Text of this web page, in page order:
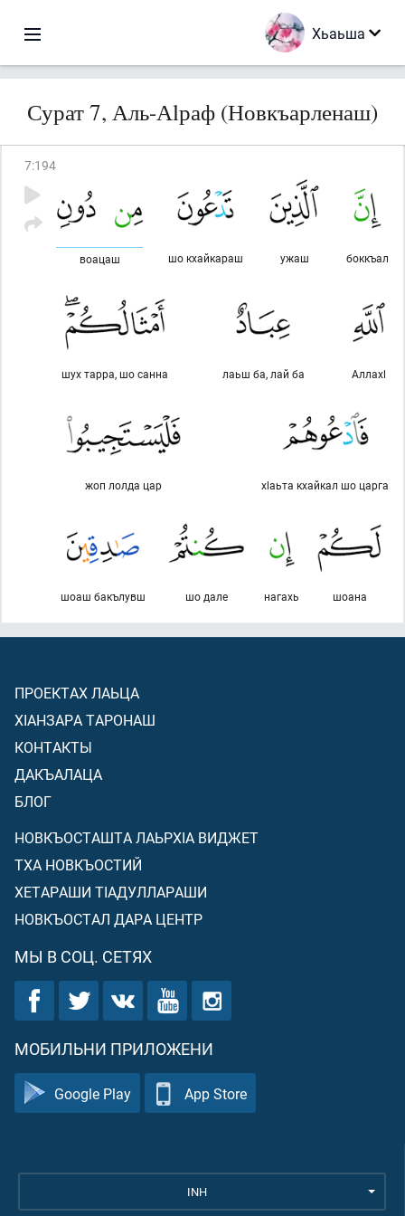
Хьаьша
Сурат 7, Аль-Аlраф (Новкъарленаш)
7:194
боккъал
ужаш
шо кхайкараш
воацаш
Аллахl
лаьш ба, лай ба
шух тарра, шо санна
хlаьта кхайкал шо царга
жоп лолда цар
шоана
нагахь
шо дале
шоаш бакълувш
ПРОЕКТАХ ЛАЬЦА
ХIАНЗАРА ТАРОНАШ
КОНТАКТЫ
ДАКЪАЛАЦА
БЛОГ
НОВКЪОСТАШТА ЛАЬРХIА ВИДЖЕТ
ТХА НОВКЪОСТИЙ
ХЕТАРАШИ ТIАДУЛЛАРАШИ
НОВКЪОСТАЛ ДАРА ЦЕНТР
МЫ В СОЦ. СЕТЯХ
МОБИЛЬНИ ПРИЛОЖЕНИ
Google Play App Store
INH